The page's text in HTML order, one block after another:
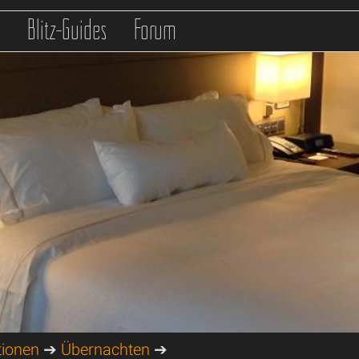
Blitz-Guides Forum
➔ Übernachten ➔